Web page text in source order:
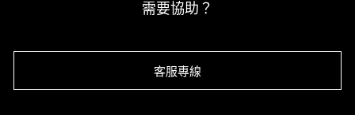
需要協助？
客服專線